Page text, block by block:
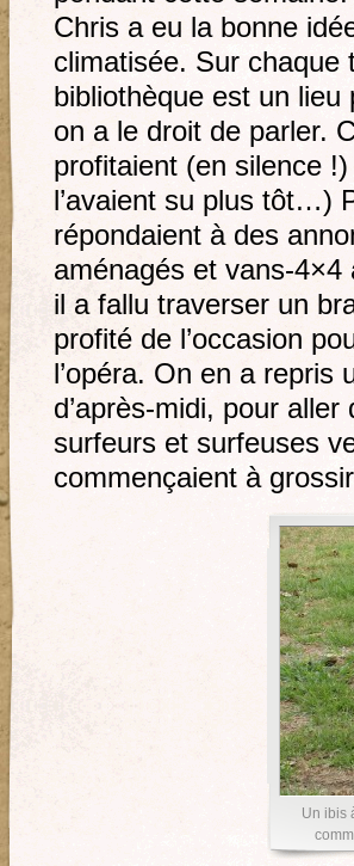
Chris a eu la bonne
climatisée. Sur chaque
bibliothèque est un lieu
on a le droit de parler.
profitaient (en silence
l’avaient su plus tôt…)
répondaient à des
aménagés et vans-
il a fallu traverser un
profité de l’occasion
l’opéra. On en a repris
d’après-midi, pour
surfeurs et surfeuses
commençaient à
Un ibis